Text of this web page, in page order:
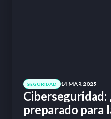
SEGURIDAD 14 MAR 2025
Ciberseguridad:
preparado para